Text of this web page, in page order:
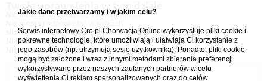
Twoje uprawnienia w tym dziale
Nie możeszrozpoczynać nowych wątków
Nie możeszedytować swoich postów
Nie możeszusuwać swoich postów
Nie możeszdodawać załączników
Forum Chorwacja Online - Cro.pl
Jakie dane przetwarzamy i w jakim celu?
Serwis internetowy Cro.pl Chorwacja Online wykorzystuje pliki cookie i
pokrewne technologie, które umożliwiają i ułatwiają Ci korzystanie z
jego zasobów (np. utrzymują sesję użytkownika). Ponadto, pliki cookie
mogą być założone i wraz z innymi metodami zbierania preferencji
wykorzystywane przez naszych zaufanych partnerów w celu
wyświetlenia Ci reklam spersonalizowanych oraz do celów